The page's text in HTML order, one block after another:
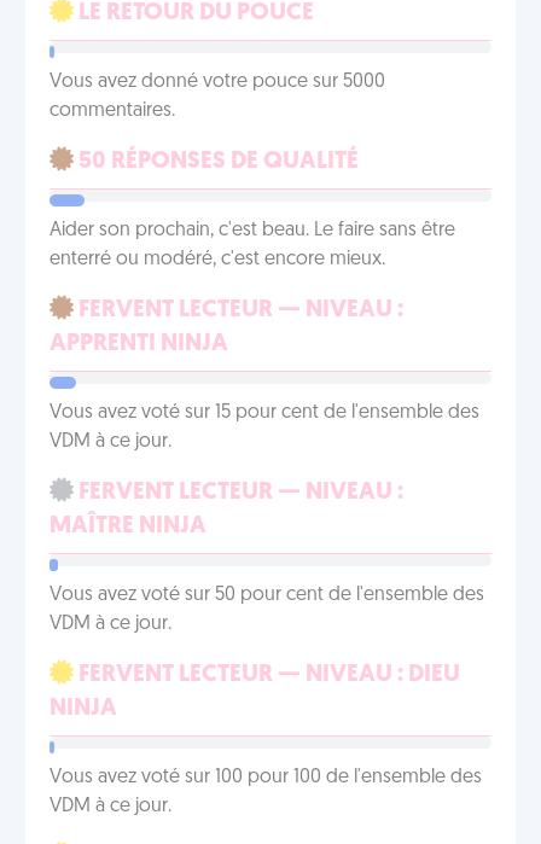
LE RETOUR DU POUCE
Vous avez donné votre pouce sur 5000
commentaires.
50 RÉPONSES DE QUALITÉ
Aider son prochain, c'est beau. Le faire sans être
enterré ou modéré, c'est encore mieux.
FERVENT LECTEUR — NIVEAU :
APPRENTI NINJA
Vous avez voté sur 15 pour cent de l'ensemble des
VDM à ce jour.
FERVENT LECTEUR — NIVEAU :
MAÎTRE NINJA
Vous avez voté sur 50 pour cent de l'ensemble des
VDM à ce jour.
FERVENT LECTEUR — NIVEAU : DIEU
NINJA
Vous avez voté sur 100 pour 100 de l'ensemble des
VDM à ce jour.